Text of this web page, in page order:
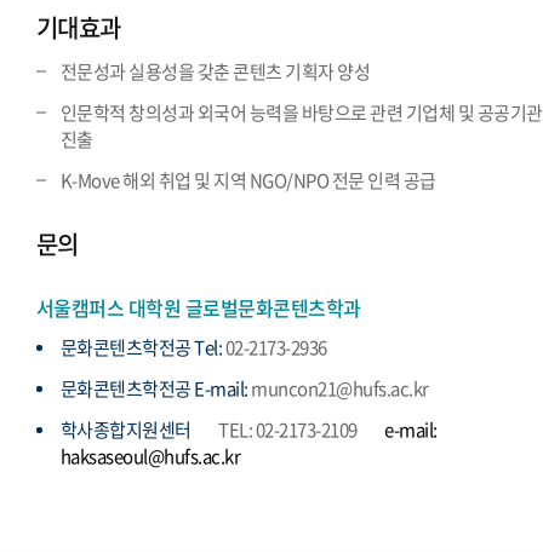
기대효과
전문성과 실용성을 갖춘 콘텐츠 기획자 양성
인문학적 창의성과 외국어 능력을 바탕으로 관련 기업체 및 공공기관
진출
K-Move 해외 취업 및 지역 NGO/NPO 전문 인력 공급
문의
서울캠퍼스 대학원 글로벌문화콘텐츠학과
문화콘텐츠학전공 Tel:02-2173-2936
문화콘텐츠학전공 E-mail:muncon21@hufs.ac.kr
학사종합지원센터
TEL: 02-2173-2109
e-mail:
haksaseoul@hufs.ac.kr